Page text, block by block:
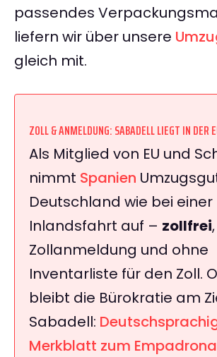
passendes
liefern wir über unsere
gleich mit.
ZOLL & ANMELDUNG: SABADELL LIEGT IN DER
Als Mitglied von EU und
nimmt Spanien
Deutschland wie bei einer
Inlandsfahrt auf – zollfrei
Zollanmeldung und ohne
Inventarliste für den Zoll.
bleibt die Bürokratie am
Sabadell:
Merkblatt zum